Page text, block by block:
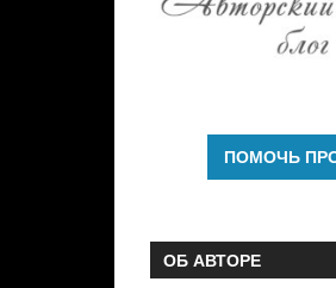
ОБ АВТОРЕ